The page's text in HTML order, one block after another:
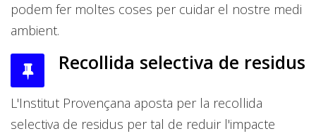
podem fer moltes coses per cuidar el nostre medi
ambient.
Recollida selectiva de residus
L'Institut Provençana aposta per la recollida
selectiva de residus per tal de reduir l'impacte